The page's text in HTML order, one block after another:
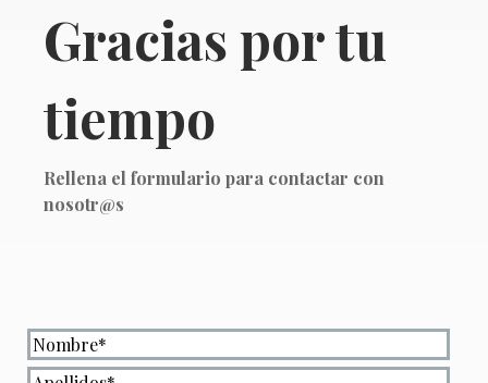
Gracias por tu
tiempo
Rellena el formulario para contactar con
nosotr@s